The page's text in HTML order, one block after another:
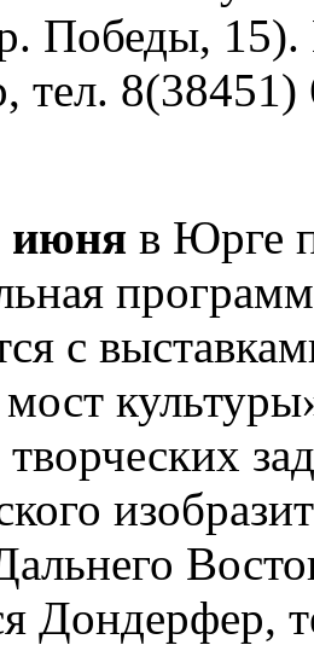
Победы,
тел.
июня в Юрге
с
Дондерфер,